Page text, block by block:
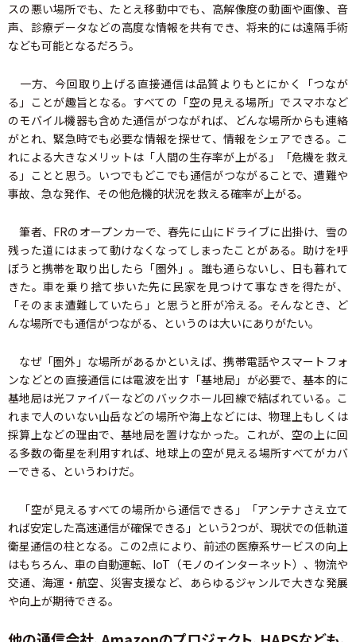
スの悪い場所でも、たとえ移動中でも、高解像度の動画や画像、音
声、診療データなどの高度な情報を共有でき、将来的には遠隔手術
なども可能となるだろう。
一方、今回取り上げる直接通信は品質よりもとにかく「つなが
る」ことが趣旨となる。すべての「空の見える場所」でスマホなど
のモバイル機器も含めた通信がつながれば、どんな場所からも連絡
がとれ、緊急時でも必要な情報を探せて、情報をシェアできる。こ
れによる大きなメリットは「人間の生存率が上がる」「危機を救え
る」ことと思う。いつでもどこでも通信がつながることで、遭難や
事故、急な発作、その他危機的状況を救える確率が上がる。
筆者、FRのオープンカーで、春先に山にドライブに出掛け、雪の
残った道にはまって動けなくなってしまったことがある。助けを呼
ぼうと携帯を取り出したら「圏外」。誰も通らないし、日も暮れて
きた。車を乗り捨て歩いた先に民家を見つけて事なきを得たが、
「そのまま遭難していたら」と思うと肝が冷える。そんなとき、ど
んな場所でも通信がつながる、というのは大いにありがたい。
なぜ「圏外」な場所があるかといえば、携帯電話やスマートフォ
ンなどとの直接通信には電波を出す「基地局」が必要で、基本的に
基地局は光ファイバーなどのバックホール回線で結ばれている。こ
れまで人のいない山岳などの場所や海上などには、物理上もしくは
採算上などの理由で、基地局を置けなかった。これが、空の上に回
る多数の衛星を利用すれば、地球上の空が見える場所すべてがカバ
ーできる、というわけだ。
「空が見えるすべての場所から通信できる」「アンテナさえ立て
れば安定した高速通信が確保できる」という2つが、現状での低軌道
衛星通信の柱となる。この2点により、前述の医療系サービスの向上
はもちろん、車の自動運転、IoT（モノのインターネット）、物流や
交通、海運・航空、災害支援など、あらゆるジャンルで大きな発展
や向上が期待できる。